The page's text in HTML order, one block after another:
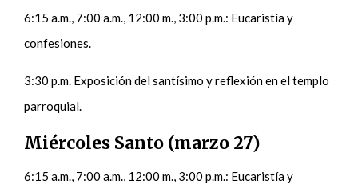
6:15 a.m., 7:00 a.m., 12:00 m., 3:00 p.m.: Eucaristía y
confesiones.
3:30 p.m. Exposición del santísimo y reflexión en el templo
parroquial.
Miércoles Santo (marzo 27)
6:15 a.m., 7:00 a.m., 12:00 m., 3:00 p.m.: Eucaristía y